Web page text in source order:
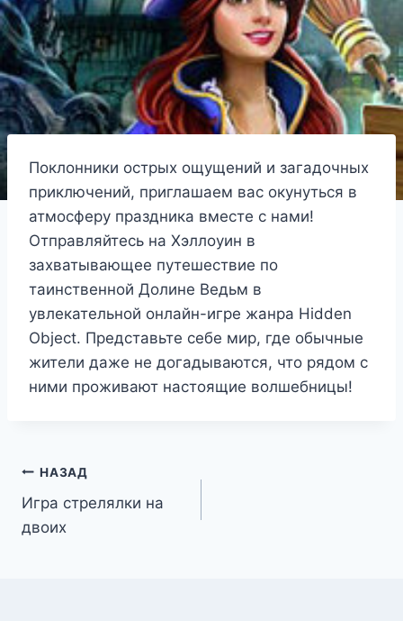
Поклонники острых ощущений и загадочных
приключений, приглашаем вас окунуться в
атмосферу праздника вместе с нами!
Отправляйтесь на Хэллоуин в
захватывающее путешествие по
таинственной Долине Ведьм в
увлекательной онлайн-игре жанра Hidden
Object. Представьте себе мир, где обычные
жители даже не догадываются, что рядом с
ними проживают настоящие волшебницы!
Навигация
по
НАЗАД
Игра стрелялки на
двоих